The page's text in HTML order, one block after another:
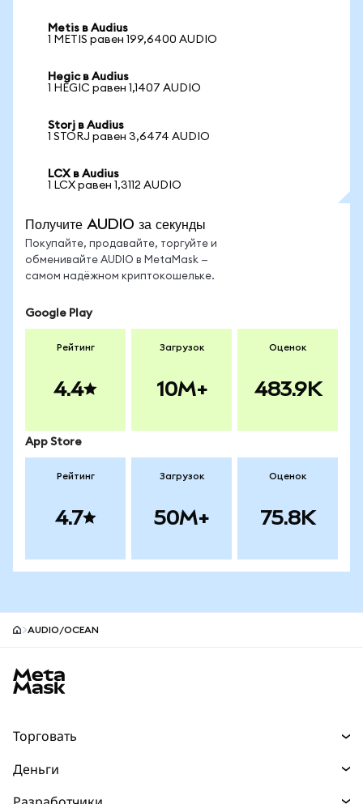
Metis в Audius
1 METIS равен 199,6400 AUDIO
Hegic в Audius
1 HEGIC равен 1,1407 AUDIO
Storj в Audius
1 STORJ равен 3,6474 AUDIO
LCX в Audius
1 LCX равен 1,3112 AUDIO
Получите AUDIO за секунды
Покупайте, продавайте, торгуйте и
обменивайте AUDIO в MetaMask —
самом надёжном криптокошельке.
Google Play
Рейтинг
4.4
Загрузок
10M+
Оценок
483.9K
App Store
Рейтинг
4.7
Загрузок
50M+
Оценок
75.8K
AUDIO/OCEAN
Торговать
Деньги